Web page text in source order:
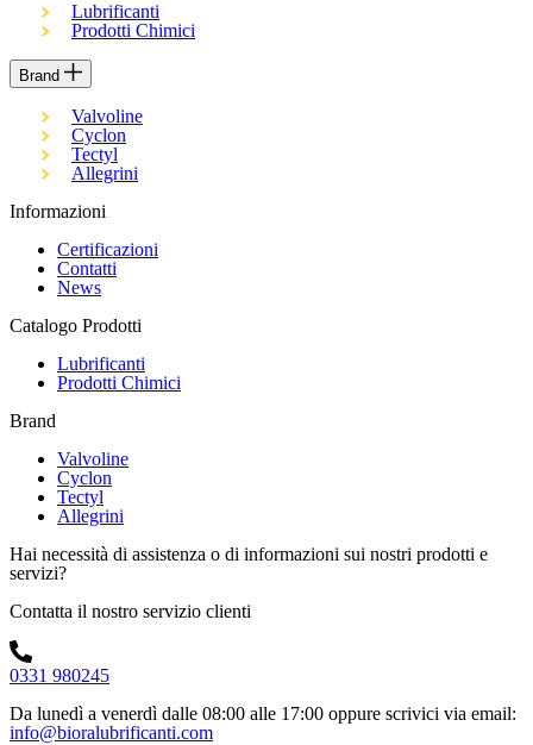
Lubrificanti
Prodotti Chimici
Brand
Valvoline
Cyclon
Tectyl
Allegrini
Informazioni
Certificazioni
Contatti
News
Catalogo Prodotti
Lubrificanti
Prodotti Chimici
Brand
Valvoline
Cyclon
Tectyl
Allegrini
Hai necessità di assistenza o di informazioni sui nostri prodotti e
servizi?
Contatta il nostro servizio clienti
0331 980245
Da lunedì a venerdì dalle 08:00 alle 17:00 oppure scrivici via email:
info@bioralubrificanti.com